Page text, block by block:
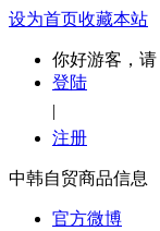
设为首页收藏本站
你好游客，请
登陆
|
注册
中韩自贸商品信息
官方微博